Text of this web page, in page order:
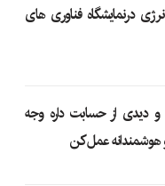
در‌نمایشگاه فناوری های
از حسابت داره وجه
هوشمندانه عمل کن